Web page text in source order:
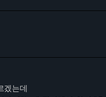
겠는데